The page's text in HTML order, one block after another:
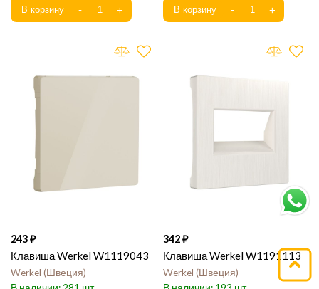
243
Клавиша Werkel W1119043
Werkel Швеция
342
Клавиша Werkel W1191113
Werkel Швеция